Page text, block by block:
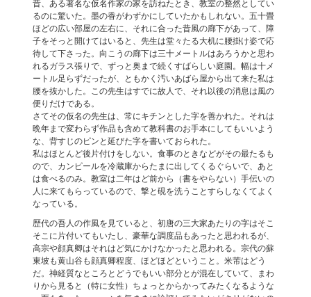
昔、ある著名な仮名作家の家を訪ねたとき、教室の整然としてい
るのに驚いた。墨の香がわずかにしていたかもしれない。五十畳
ほどの広い部屋の左右に、それに合った昔風の廊下があって、障
子をそっと開けてはいると、先生は堂々たる大机に腰掛け姿で応
待して下さった。向こうの廊下は三十メートルはあろうかと思わ
れるガラス張りで、ずっと奥まで続くすばらしい庭園。幅は十メ
ートル足らずだったが、ともかく汚いあばら屋から出て来た私は
腰を抜かした。この先生はすでに故人で、それ以後の消息は風の
便りだけである。
さてその仮名の先生は、常にキチンとした字を善かれた。それは
晩年まで変わらず作品も含めて教科書のお手本にしてもいいよう
な、背すじのピンと延びた字を書いておられた。
私はほとんど後片付けをしない。食事のときなどがその最たるも
ので、カンピールを冷蔵庫からたまに出してくるぐらいで、あと
は食べるのみ。教室は二年はど前から（書をやらない）手伝いの
人に来てもらっているので、撃と硯を洗うことすらしなくてよく
なっている。
歴代の吾人の作風を見ていると、初唐の三大家あたりの字はそこ
そこに片付いてもいたし、豪華な調度品もあったと思われるが、
高宗や顔真卿はそれはど気にかけなかったと思われる。宗代の蘇
東坡も黄山谷も顔真卿程度、ほどほどということ。米芾はどう
だ。神経質なところとどうでもいい部分とが混在していて、まわ
りから見ると（特に女性）ちょっとからかってみたくなるような